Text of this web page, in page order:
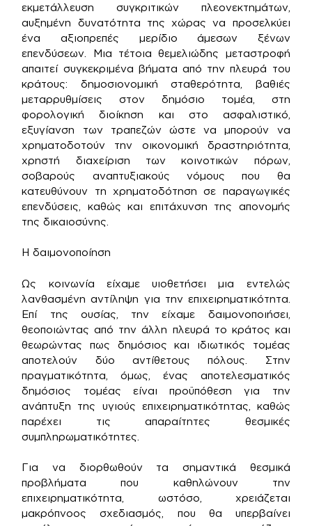
εκμετάλλευση συγκριτικών πλεονεκτημάτων,
αυξημένη δυνατότητα της χώρας να προσελκύει
ένα αξιοπρεπές μερίδιο άμεσων ξένων
επενδύσεων. Μια τέτοια θεμελιώδης μεταστροφή
απαιτεί συγκεκριμένα βήματα από την πλευρά του
κράτους: δημοσιονομική σταθερότητα, βαθιές
μεταρρυθμίσεις στον δημόσιο τομέα, στη
φορολογική διοίκηση και στο ασφαλιστικό,
εξυγίανση των τραπεζών ώστε να μπορούν να
χρηματοδοτούν την οικονομική δραστηριότητα,
χρηστή διαχείριση των κοινοτικών πόρων,
σοβαρούς αναπτυξιακούς νόμους που θα
κατευθύνουν τη χρηματοδότηση σε παραγωγικές
επενδύσεις, καθώς και επιτάχυνση της απονομής
της δικαιοσύνης.
Η δαιμονοποίηση
Ως κοινωνία είχαμε υιοθετήσει μια εντελώς
λανθασμένη αντίληψη για την επιχειρηματικότητα.
Επί της ουσίας, την είχαμε δαιμονοποιήσει,
θεοποιώντας από την άλλη πλευρά το κράτος και
θεωρώντας πως δημόσιος και ιδιωτικός τομέας
αποτελούν δύο αντίθετους πόλους. Στην
πραγματικότητα, όμως, ένας αποτελεσματικός
δημόσιος τομέας είναι προϋπόθεση για την
ανάπτυξη της υγιούς επιχειρηματικότητας, καθώς
παρέχει τις απαραίτητες θεσμικές
συμπληρωματικότητες.
Για να διορθωθούν τα σημαντικά θεσμικά
προβλήματα που καθηλώνουν την
επιχειρηματικότητα, ωστόσο, χρειάζεται
μακρόπνοος σχεδιασμός, που θα υπερβαίνει